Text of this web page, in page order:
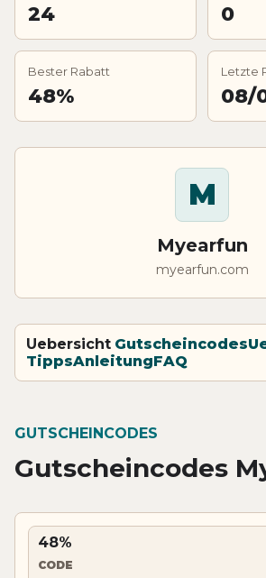
24 0
Bester Rabatt
48%
Letzte
08/
M
Myearfun
myearfun.com
Uebersicht Gutscheincodes
TippsAnleitungFAQ
GUTSCHEINCODES
Gutscheincodes
48%
CODE